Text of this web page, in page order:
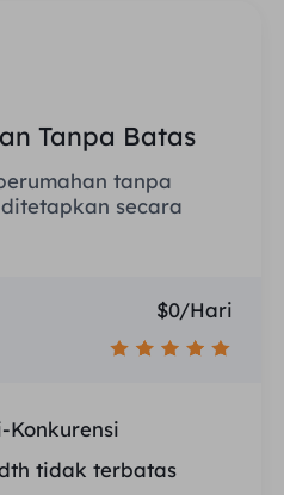
Tanpa Batas
tanpa
secara
$0/Hari
Konkurensi
tidak terbatas